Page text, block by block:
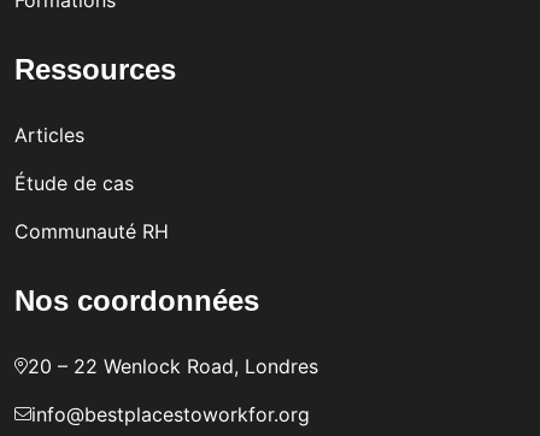
Ressources
Articles
Étude de cas
Communauté RH
Nos coordonnées
20 – 22 Wenlock Road, Londres
info@bestplacestoworkfor.org